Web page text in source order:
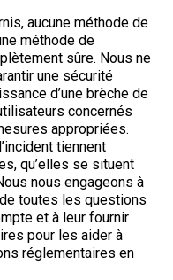
aucune méthode de
méthode de
sûre. Nous ne
une sécurité
d’une brèche de
concernés
appropriées.
tiennent
qu’elles se situent
nous engageons à
toutes les questions
et à leur fournir
pour les aider à
réglementaires en